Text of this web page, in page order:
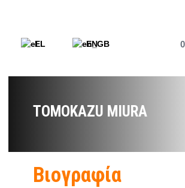
EL EN
TOMOKAZU MIURA
Βιογραφία